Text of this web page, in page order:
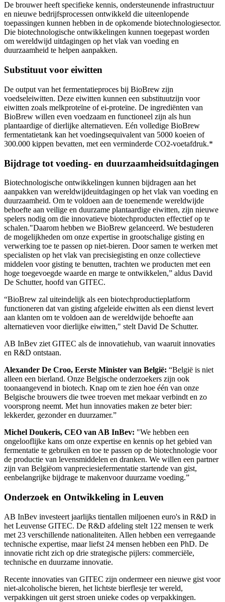
De brouwer heeft specifieke kennis, ondersteunende infrastructuur
en nieuwe bedrijfsprocessen ontwikkeld die uiteenlopende
toepassingen kunnen hebben in de opkomende biotechnologiesector.
Die biotechnologische ontwikkelingen kunnen toegepast worden
om wereldwijd uitdagingen op het vlak van voeding en
duurzaamheid te helpen aanpakken.
Substituut voor eiwitten
De output van het fermentatieproces bij BioBrew zijn
voedseleiwitten. Deze eiwitten kunnen een substituutzijn voor
eiwitten zoals melkproteïne of ei-proteïne. De ingrediënten van
BioBrew willen even voedzaam en functioneel zijn als hun
plantaardige of dierlijke alternatieven. Eén volledige BioBrew
fermentatietank kan het voedingsequivalent van 5000 koeien of
300.000 kippen bevatten, met een verminderde CO2-voetafdruk.*
Bijdrage tot voeding- en duurzaamheidsuitdagingen
Biotechnologische ontwikkelingen kunnen bijdragen aan het
aanpakken van wereldwijdeuitdagingen op het vlak van voeding en
duurzaamheid. Om te voldoen aan de toenemende wereldwijde
behoefte aan veilige en duurzame plantaardige eiwitten, zijn nieuwe
spelers nodig om die innovatieve biotechproducten effectief op te
schalen."Daarom hebben we BioBrew gelanceerd. We bestuderen
de mogelijkheden om onze expertise in grootschalige gisting en
verwerking toe te passen op niet-bieren. Door samen te werken met
specialisten op het vlak van precisiegisting en onze collectieve
middelen voor gisting te benutten, trachten we producten met een
hoge toegevoegde waarde en marge te ontwikkelen,” aldus David
De Schutter, hoofd van GITEC. ​
“BioBrew zal uiteindelijk als een biotechproductieplatform
functioneren dat van gisting afgeleide eiwitten als een dienst levert
aan klanten om te voldoen aan de wereldwijde behoefte aan
alternatieven voor dierlijke eiwitten," stelt David De Schutter. ​
AB InBev ziet GITEC als de innovatiehub, van waaruit innovaties
en R&D ontstaan.
Alexander De Croo, Eerste Minister van België: “België is niet
alleen een bierland. Onze Belgische onderzoekers zijn ook
toonaangevend in biotech. Knap om te zien hoe één van onze
Belgische brouwers die twee troeven met mekaar verbindt en zo
voorsprong neemt. Met hun innovaties maken ze beter bier:
lekkerder, gezonder en duurzamer.”
Michel Doukeris, CEO van AB InBev: "We hebben een
ongelooflijke kans om onze expertise en kennis op het gebied van
fermentatie te gebruiken en toe te passen op de biotechnologie voor
de productie van levensmiddelen en dranken. We willen een partner
zijn van Belgiëom vanpreciesiefermentatie startende van gist,
eenbelangrijke bijdrage te makenvoor duurzame voeding.”
Onderzoek en Ontwikkeling in Leuven
AB InBev investeert jaarlijks tientallen miljoenen euro's in R&D in
het Leuvense GITEC. De R&D afdeling stelt 122 mensen te werk
met 23 verschillende nationaliteiten. Allen hebben een verregaande
technische expertise, maar liefst 24 mensen hebben een PhD. De
innovatie richt zich op drie strategische pijlers: commerciële,
technische en duurzame innovatie. ​
Recente innovaties van GITEC zijn ondermeer een nieuwe gist voor
niet-alcoholische bieren, het lichtste bierflesje ter wereld,
verpakkingen uit gerst stroen unieke codes op verpakkingen. ​